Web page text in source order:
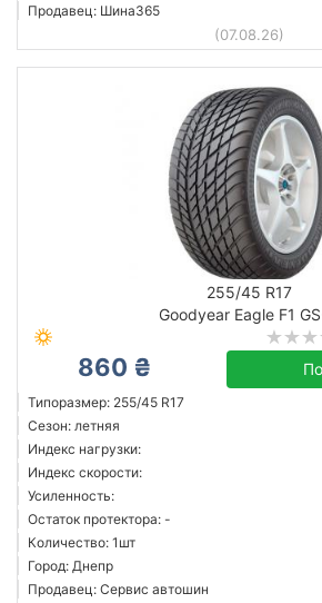
Продавец: Шина365
(07.08.26)
255/45 R17
Goodyear Eagle F1
860 ₴
Типоразмер: 255/45 R17
Сезон: летняя
Индекс нагрузки:
Индекс скорости:
Усиленность:
Остаток протектора: -
Количество: 1шт
Город: Днепр
Продавец: Сервис автошин